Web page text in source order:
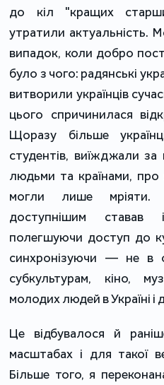
до кіл "кращих
утратили актуальність.
випадок, коли добро
було з чого: радянські
витворили українців
цього спричинилася
Щоразу більше
студентів, виїжджали
людьми та країнами, про
могли лише
доступнішим ставав
полегшуючи доступ до
синхронізуючи — не в
субкультурам, кіно,
молодих людей в Україні і
Це відбувалося й
масштабах і для такої
Більше того, я